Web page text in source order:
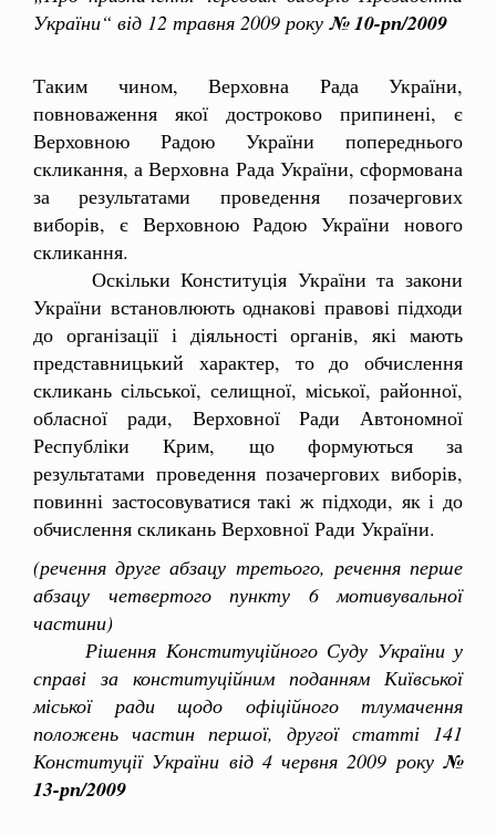
України“ від 12 травня 2009 року № 10-рп/2009
Таким чином, Верховна Рада України,
повноваження якої достроково припинені, є
Верховною Радою України попереднього
скликання, а Верховна Рада України, сформована
за результатами проведення позачергових
виборів, є Верховною Радою України нового
скликання.
Оскільки Конституція України та закони
України встановлюють однакові правові підходи
до організації і діяльності органів, які мають
представницький характер, то до обчислення
скликань сільської, селищної, міської, районної,
обласної ради, Верховної Ради Автономної
Республіки Крим, що формуються за
результатами проведення позачергових виборів,
повинні застосовуватися такі ж підходи, як і до
обчислення скликань Верховної Ради України.
(речення друге абзацу третього, речення перше
абзацу четвертого пункту 6 мотивувальної
частини)
Рішення Конституційного Суду України у
справі за конституційним поданням Київської
міської ради щодо офіційного тлумачення
положень частин першої, другої статті 141
Конституції України від 4 червня 2009 року №
13-рп/2009